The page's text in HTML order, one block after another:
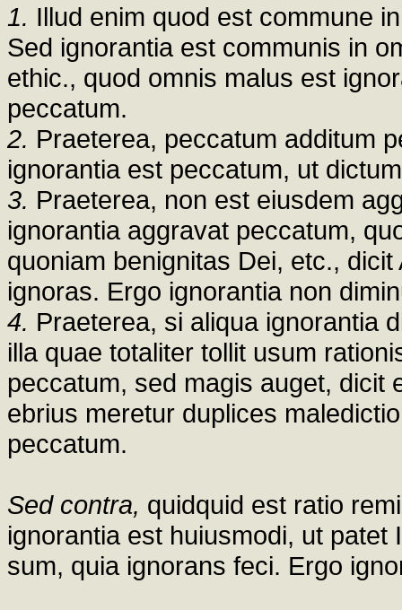
1. Illud enim quod est commune
Sed ignorantia est communis in
ethic., quod omnis malus est
peccatum.
2. Praeterea, peccatum additum
ignorantia est peccatum, ut
3. Praeterea, non est eiusdem
ignorantia aggravat peccatum,
quoniam benignitas Dei, etc.,
ignoras. Ergo ignorantia non
4. Praeterea, si aliqua ignorantia
illa quae totaliter tollit usum
peccatum, sed magis auget, dicit
ebrius meretur duplices
peccatum.
Sed contra, quidquid est ratio
ignorantia est huiusmodi, ut
sum, quia ignorans feci. Ergo